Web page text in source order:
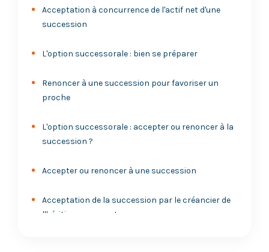
Acceptation à concurrence de l'actif net d'une
succession
L'option successorale : bien se préparer
Renoncer à une succession pour favoriser un
proche
L'option successorale : accepter ou renoncer à la
succession ?
Accepter ou renoncer à une succession
Acceptation de la succession par le créancier de
l'héritier renonçant